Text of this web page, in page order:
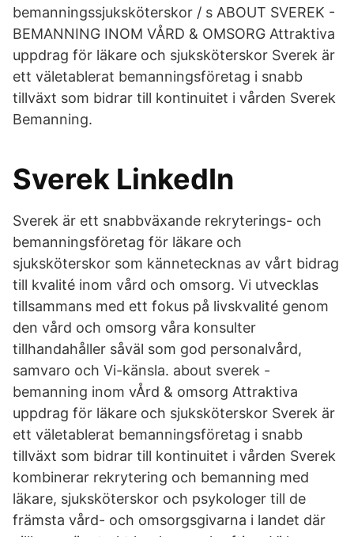
bemanningssjuksköterskor / s ABOUT SVEREK -
BEMANNING INOM VÅRD & OMSORG Attraktiva
uppdrag för läkare och sjuksköterskor Sverek är
ett väletablerat bemanningsföretag i snabb
tillväxt som bidrar till kontinuitet i vården Sverek
Bemanning.
Sverek LinkedIn
Sverek är ett snabbväxande rekryterings- och
bemanningsföretag för läkare och
sjuksköterskor som kännetecknas av vårt bidrag
till kvalité inom vård och omsorg. Vi utvecklas
tillsammans med ett fokus på livskvalité genom
den vård och omsorg våra konsulter
tillhandahåller såväl som god personalvård,
samvaro och Vi-känsla. about sverek -
bemanning inom vÅrd & omsorg Attraktiva
uppdrag för läkare och sjuksköterskor Sverek är
ett väletablerat bemanningsföretag i snabb
tillväxt som bidrar till kontinuitet i vården Sverek
kombinerar rekrytering och bemanning med
läkare, sjuksköterskor och psykologer till de
främsta vård- och omsorgsgivarna i landet där